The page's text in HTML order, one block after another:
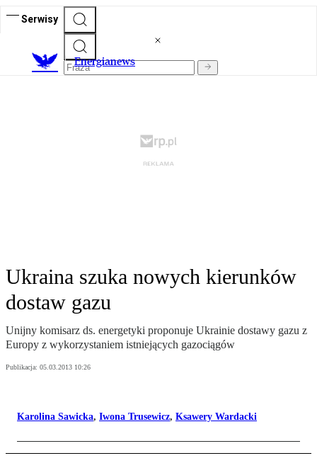
Serwisy
Energianews
Ukraina szuka nowych kierunków
dostaw gazu
Unijny komisarz ds. energetyki proponuje Ukrainie dostawy gazu z
Europy z wykorzystaniem istniejących gazociągów
Publikacja: 05.03.2013 10:26
Karolina Sawicka, Iwona Trusewicz, Ksawery Wardacki